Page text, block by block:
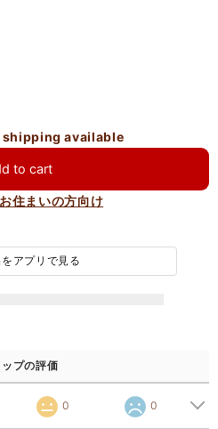
available
to cart
住まいの方向け
アプリで見る
ップの評価
0 0